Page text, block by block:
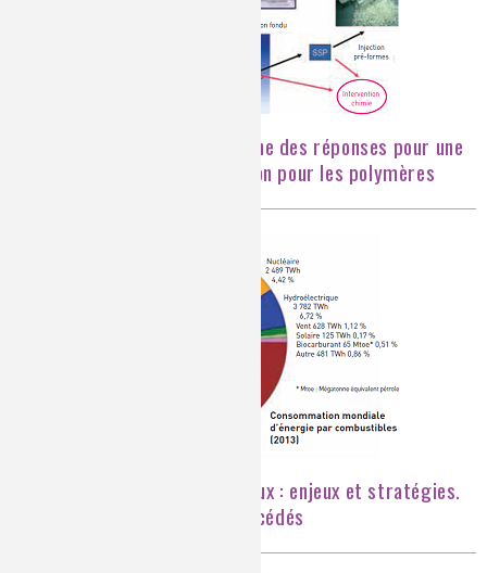
Recycler les matériaux, une des réponses pour une
économie circulaire. Illustration pour les polymères
Le recyclage des matériaux : enjeux et stratégies.
Procédés chimiques et bioprocédés